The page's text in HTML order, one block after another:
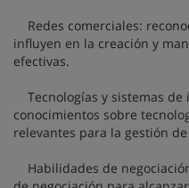
Redes comerciales:
influyen en la creación y
efectivas.
Tecnologías y sistemas
conocimientos sobre
relevantes para la gestión
Habilidades de